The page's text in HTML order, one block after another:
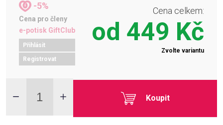
-5%
Cena pro členy
e-potisk GiftClub
Přihlásit
Registrovat
Cena celkem:
od 449 Kč
Zvolte variantu
Koupit